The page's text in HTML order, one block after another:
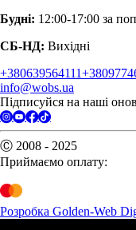
Будні: 12:00-17:00 за
СБ-НД: Вихідні
+380639564111
info@wobs.ua
Підписуйся на наші
Ⓒ 2008 - 2025
Приймаємо оплату:
Розробка Golden-Web